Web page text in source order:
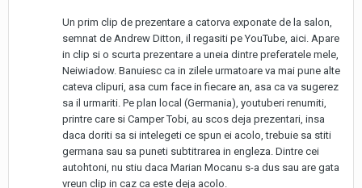
Un prim clip de prezentare a catorva exponate de la salon,
semnat de Andrew Ditton, il regasiti pe YouTube, aici. Apare
in clip si o scurta prezentare a uneia dintre preferatele mele,
Neiwiadow. Banuiesc ca in zilele urmatoare va mai pune alte
cateva clipuri, asa cum face in fiecare an, asa ca va sugerez
sa il urmariti. Pe plan local (Germania), youtuberi renumiti,
printre care si Camper Tobi, au scos deja prezentari, insa
daca doriti sa si intelegeti ce spun ei acolo, trebuie sa stiti
germana sau sa puneti subtitrarea in engleza. Dintre cei
autohtoni, nu stiu daca Marian Mocanu s-a dus sau are gata
vreun clip in caz ca este deja acolo.